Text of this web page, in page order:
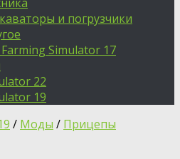
и погрузчики
Simulator 17
22
19
/ Моды / Прицепы